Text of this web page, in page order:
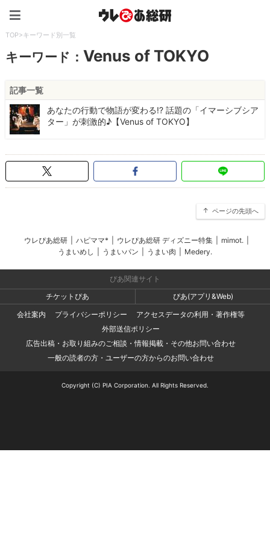
TOP>キーワード別一覧
キーワード： Venus of TOKYO
記事一覧
あなたの行動で物語が変わる!? 話題の「イマーシブシア
ター」が刺激的♪【Venus of TOKYO】
ページの先頭へ
ウレぴあ総研 ハピママ* ウレぴあ総研 ディズニー特集 mimot.
うまいめし
うまいパン うまい肉 Medery.
ぴあ関連サイト
チケットぴあ
ぴあ(アプリ&Web)
会社案内
プライバシーポリシー
アクセスデータの利用・著作権等
外部送信ポリシー
広告出稿・お取り組みのご相談・情報掲載・その他お問い合わせ
一般の読者の方・ユーザーの方からのお問い合わせ
Copyright (C) PIA Corporation. All Rights Reserved.